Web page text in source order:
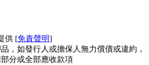
供 [免責聲明]
，如發行人或擔保人無力償債或違約，
分或全部應收款項